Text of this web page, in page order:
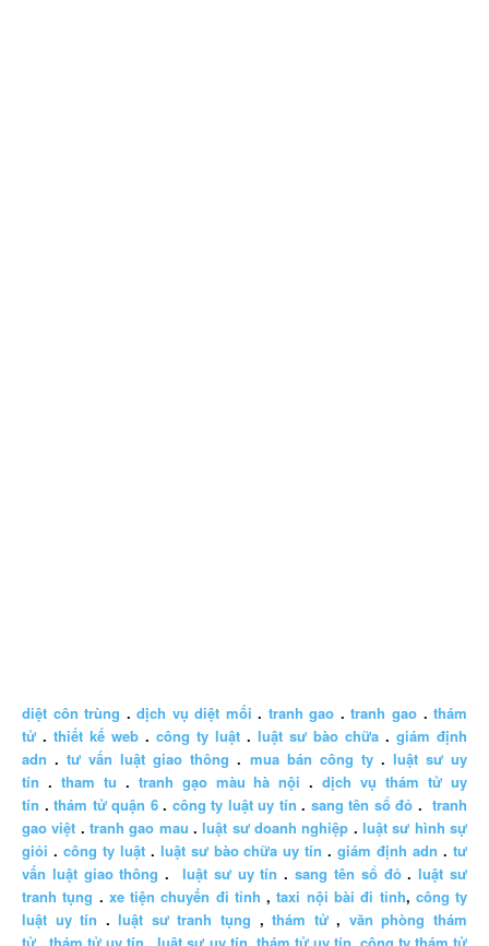
diệt côn trùng .dịch vụ diệt mối . tranh gao .tranh gao .thám
tử . thiết kế web . công ty luật . luật sư bào chữa . giám định
adn .tư vấn luật giao thông . mua bán công ty. luật sư uy
tín . tham tu . tranh gạo màu hà nội .dịch vụ thám tử uy
tín .thám tử quận 6. công ty luật uy tín . sang tên sổ đỏ .tranh
gao việt .tranh gao mau .luật sư doanh nghiệp .luật sư hình sự
giỏi . công ty luật. luật sư bào chữa uy tín .giám định adn .tư
vấn luật giao thông . luật sư uy tín .sang tên sổ đỏ.luật sư
tranh tụng . xe tiện chuyến đi tỉnh ,taxi nội bài đi tỉnh, công ty
luật uy tín .luật sư tranh tụng ,thám tử, văn phòng thám